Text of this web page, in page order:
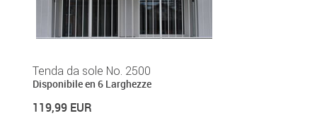
Tenda da sole No. 2500
Disponibile en 6 Larghezze
119,99 EUR